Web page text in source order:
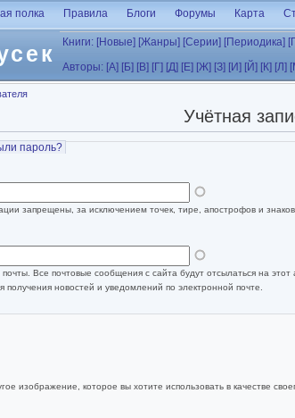
полка Правила Блоги Форумы Карта
Книги: [Новые] [Жанры] [Серии] [Периодика]
Авторы: [А] [Б] [В] [Г] [Д] [Е] [Ж] [З] [И] [Й] [К] [Л]
Учётная
пароль?
запрещены, за исключением точек, тире, апострофов и знаков
Все почтовые сообщения с сайта будут отсылаться на
получения новостей и уведомлений по электронной почте.
изображение, которое вы хотите использовать в качестве